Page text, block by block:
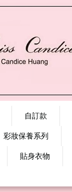
自訂款
彩妝保養系列
貼身衣物